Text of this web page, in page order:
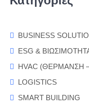
BUSINESS
ESG &
HVAC (ΘΕΡΜΑΝΣΗ
LOGISTICS
SMART BUILDING